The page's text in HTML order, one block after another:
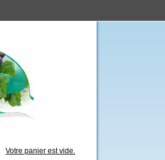
Votre panier est vide.